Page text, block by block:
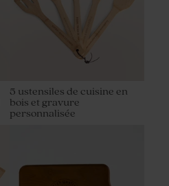
5 ustensiles de cuisine en
bois et gravure
personnalisée